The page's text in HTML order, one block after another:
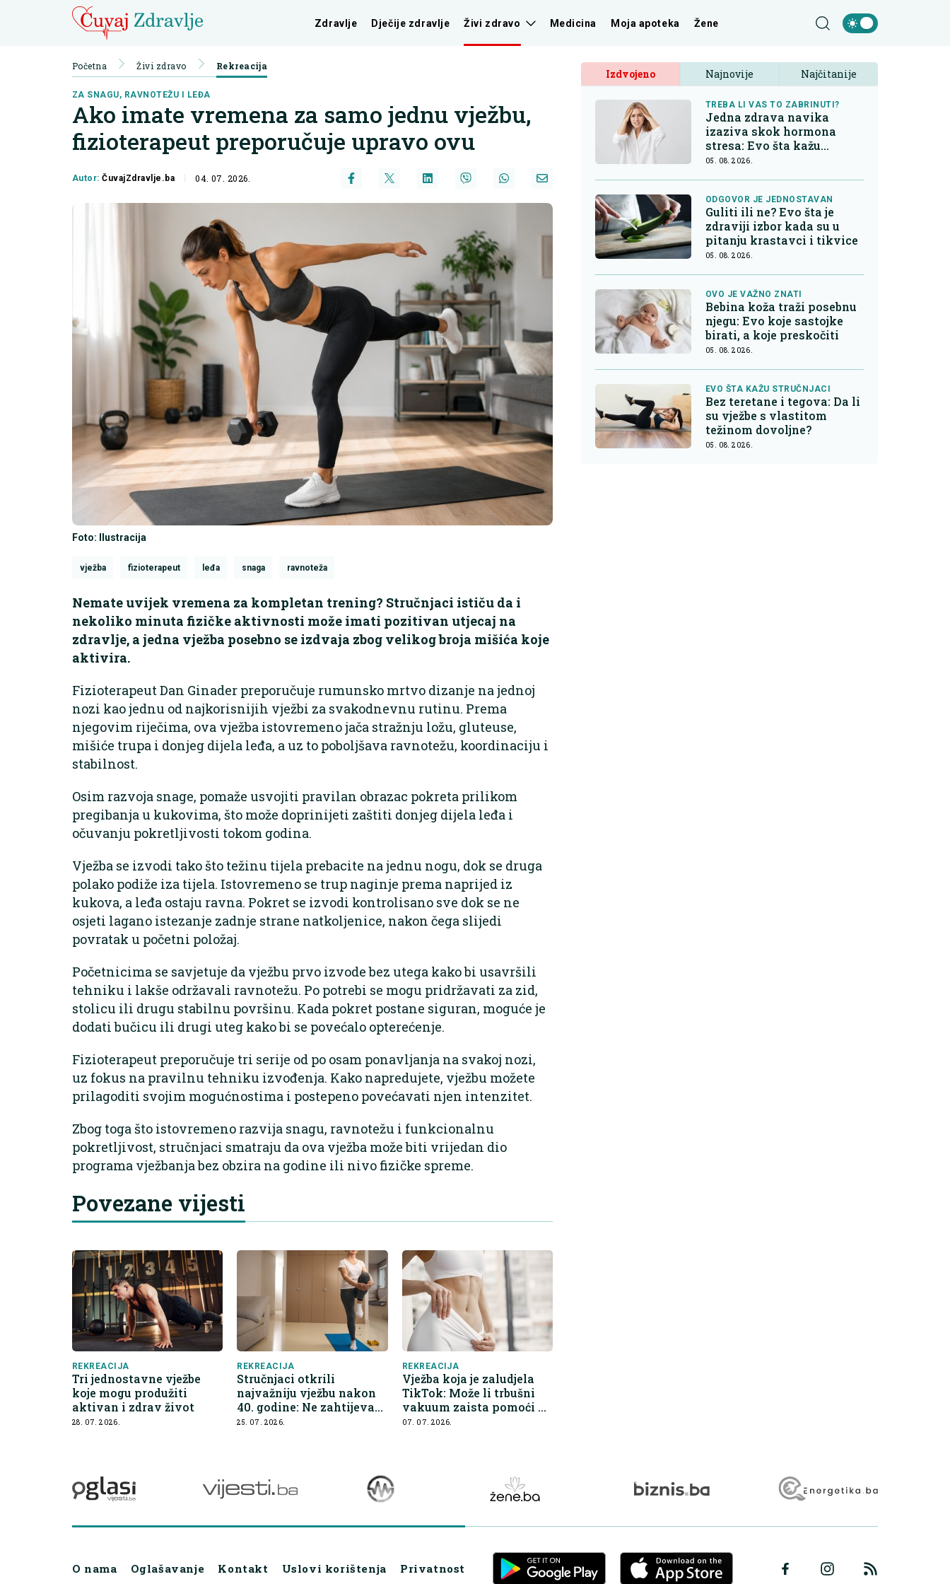
Zdravlje Dječije zdravlje Živi zdravo Medicina Moja apoteka Žene
Početna Živi zdravo Rekreacija
ZA SNAGU, RAVNOTEŽU I LEĐA
Ako imate vremena za samo jednu vježbu,
fizioterapeut preporučuje upravo ovu
Autor:ČuvajZdravlje.ba 04. 07. 2026.
Foto: Ilustracija
vježba fizioterapeut leđa snaga ravnoteža
Nemate uvijek vremena za kompletan trening? Stručnjaci ističu da i
nekoliko minuta fizičke aktivnosti može imati pozitivan utjecaj na
zdravlje, a jedna vježba posebno se izdvaja zbog velikog broja mišića koje
aktivira.
Fizioterapeut Dan Ginader preporučuje rumunsko mrtvo dizanje na jednoj
nozi kao jednu od najkorisnijih vježbi za svakodnevnu rutinu. Prema
njegovim riječima, ova vježba istovremeno jača stražnju ložu, gluteuse,
mišiće trupa i donjeg dijela leđa, a uz to poboljšava ravnotežu, koordinaciju i
stabilnost.
Osim razvoja snage, pomaže usvojiti pravilan obrazac pokreta prilikom
pregibanja u kukovima, što može doprinijeti zaštiti donjeg dijela leđa i
očuvanju pokretljivosti tokom godina.
Vježba se izvodi tako što težinu tijela prebacite na jednu nogu, dok se druga
polako podiže iza tijela. Istovremeno se trup naginje prema naprijed iz
kukova, a leđa ostaju ravna. Pokret se izvodi kontrolisano sve dok se ne
osjeti lagano istezanje zadnje strane natkoljenice, nakon čega slijedi
povratak u početni položaj.
Početnicima se savjetuje da vježbu prvo izvode bez utega kako bi usavršili
tehniku i lakše održavali ravnotežu. Po potrebi se mogu pridržavati za zid,
stolicu ili drugu stabilnu površinu. Kada pokret postane siguran, moguće je
dodati bučicu ili drugi uteg kako bi se povećalo opterećenje.
Fizioterapeut preporučuje tri serije od po osam ponavljanja na svakoj nozi,
uz fokus na pravilnu tehniku izvođenja. Kako napredujete, vježbu možete
prilagoditi svojim mogućnostima i postepeno povećavati njen intenzitet.
Zbog toga što istovremeno razvija snagu, ravnotežu i funkcionalnu
pokretljivost, stručnjaci smatraju da ova vježba može biti vrijedan dio
programa vježbanja bez obzira na godine ili nivo fizičke spreme.
Povezane vijesti
REKREACIJA
Tri jednostavne vježbe
koje mogu produžiti
aktivan i zdrav život
28. 07. 2026.
REKREACIJA
Stručnjaci otkrili
najvažniju vježbu nakon
40. godine: Ne zahtijeva
nikakvu opremu
25. 07. 2026.
REKREACIJA
Vježba koja je zaludjela
TikTok: Može li trbušni
vakuum zaista pomoći do
ravnijeg stomaka?
07. 07. 2026.
Izdvojeno Najnovije Najčitanije
TREBA LI VAS TO ZABRINUTI?
Jedna zdrava navika
izaziva skok hormona
stresa: Evo šta kažu
endokrinolozi
05. 08. 2026.
ODGOVOR JE JEDNOSTAVAN
Guliti ili ne? Evo šta je
zdraviji izbor kada su u
pitanju krastavci i tikvice
05. 08. 2026.
OVO JE VAŽNO ZNATI
Bebina koža traži posebnu
njegu: Evo koje sastojke
birati, a koje preskočiti
05. 08. 2026.
EVO ŠTA KAŽU STRUČNJACI
Bez teretane i tegova: Da li
su vježbe s vlastitom
težinom dovoljne?
05. 08. 2026.
O nama Oglašavanje Kontakt Uslovi korištenja Privatnost